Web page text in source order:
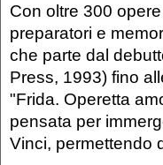
Con oltre 300
preparatori e
che parte dal
Press, 1993) fino
"Frida. Operetta
pensata per
Vinci, permettendo